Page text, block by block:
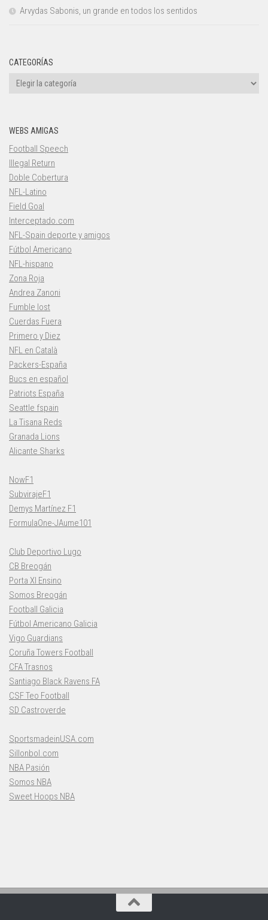
Arvydas Sabonis, un grande en todos los sentidos
CATEGORÍAS
Categorías
WEBS AMIGAS
Football Speech
Illegal Return
Doble Cobertura
NFL-Latino
Field Goal
Interceptado.com
NFL-Spain deporte y amigos
Fútbol Americano
NFL-hispano
Zona Roja
Andrea Zanoni
Fumble lost
Cuerdas Fuera
Primero y Diez
NFL en Català
Packers-España
Bucs en español
Patriots España
Seattle fspain
La Tisana Reds
Granada Lions
Alicante Sharks
NowF1
SubvirajeF1
Demys Martínez F1
FormulaOne-JAume101
Club Deportivo Lugo
CB Breogán
Porta XI Ensino
Somos Breogán
Football Galicia
Fútbol Americano Galicia
Vigo Guardians
Coruña Towers Football
CFA Trasnos
Santiago Black Ravens FA
CSF Teo Football
SD Castroverde
SportsmadeinUSA.com
Sillonbol.com
NBA Pasión
Somos NBA
Sweet Hoops NBA